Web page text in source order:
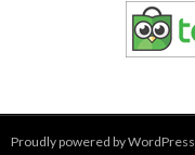
Proudly powered by WordPress